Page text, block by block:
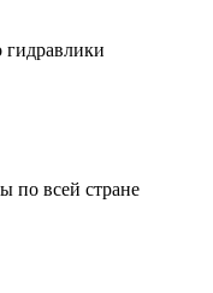
по всей стране